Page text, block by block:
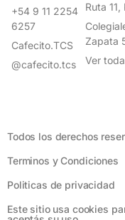
+54 9 11 2254
6257
Cafecito.TCS
@cafecito.tcs
Ruta 11,
Zapata
Ver
Todos los derechos
Terminos y Condiciones​
Politicas de privacidad
Este sitio usa cookies